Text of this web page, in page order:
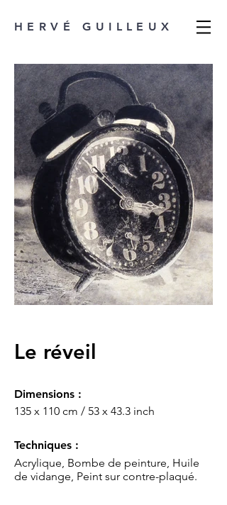
HERVÉ GUILLEUX
Le réveil
Dimensions :
135 x 110 cm / 53 x 43.3 inch
Techniques :
Acrylique, Bombe de peinture, Huile
de vidange, Peint sur contre-plaqué.